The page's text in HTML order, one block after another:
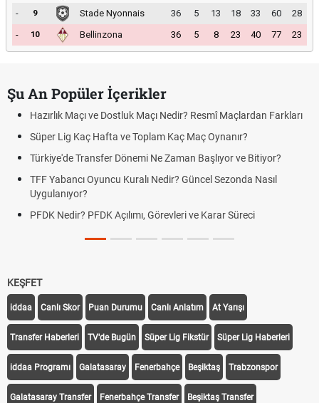
-
9 Stade Nyonnais 36 5 13 18 33 60
28
-
10 Bellinzona 36 5 8 23 40 77 23
Şu An Popüler İçerikler
Hazırlık Maçı ve Dostluk Maçı Nedir? Resmî Maçlardan Farkları
Süper Lig Kaç Hafta ve Toplam Kaç Maç Oynanır?
Türkiye'de Transfer Dönemi Ne Zaman Başlıyor ve Bitiyor?
TFF Yabancı Oyuncu Kuralı Nedir? Güncel Sezonda Nasıl
Uygulanıyor?
PFDK Nedir? PFDK Açılımı, Görevleri ve Karar Süreci
KEŞFET
iddaa Canlı Skor Puan Durumu Canlı Anlatım At Yarışı
Transfer Haberleri TV'de Bugün Süper Lig Fikstür Süper Lig Haberleri
iddaa Programı Galatasaray Fenerbahçe Beşiktaş Trabzonspor
Galatasaray Transfer Fenerbahçe Transfer Beşiktaş Transfer